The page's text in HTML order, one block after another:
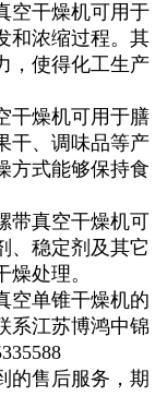
空干燥机可用于
和浓缩过程。其
，使得化工生产
干燥机可用于膳
干、调味品等产
方式能够保持食
带真空干燥机可
、稳定剂及其它
处理。
空单锥干燥机的
系江苏博鸿中锦
的售后服务，期